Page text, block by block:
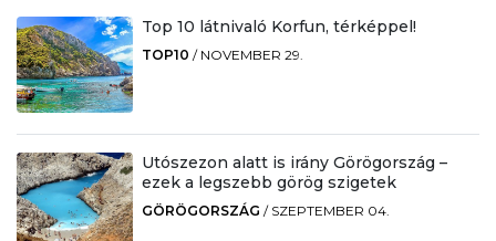
Top 10 látnivaló Korfun, térképpel!
TOP10 / NOVEMBER 29.
Utószezon alatt is irány Görögország –
ezek a legszebb görög szigetek
GÖRÖGORSZÁG / SZEPTEMBER 04.